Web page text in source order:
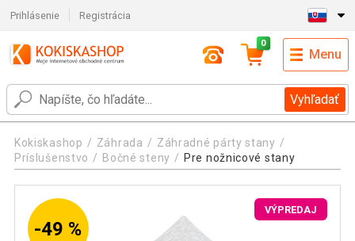
Prihlásenie Registrácia
Vyhľadať
0
Menu
Kokiskashop Záhrada
Záhradné párty stany
Príslušenstvo
Bočné steny Pre nožnicové stany
-49 %
VÝPREDAJ